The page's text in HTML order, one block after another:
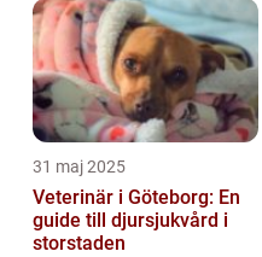
31 maj 2025
Veterinär i Göteborg: En
guide till djursjukvård i
storstaden